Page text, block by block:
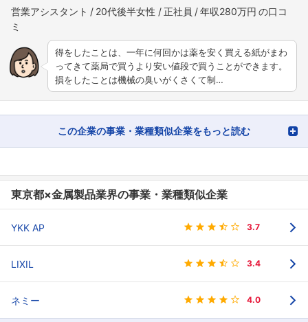
営業アシスタント 20代後半女性 正社員 年収280万円
得をしたことは、一年に何回かは薬を安く買える紙がまわ
ってきて薬局で買うより安い値段で買うことができます。
損をしたことは機械の臭いがくさくて制…
この企業の事業・業種類似企業をもっと読む
東京都×金属製品業界の事業・業種類似企業
YKK AP 3.7
LIXIL 3.4
ネミー 4.0